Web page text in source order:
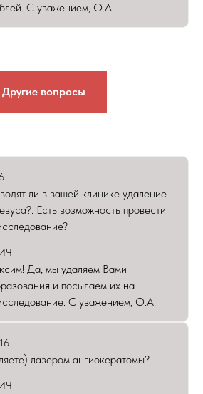
С уважением, О.А.
Другие вопросы
ли в вашей клинике удаление
Есть возможность провести
Да, мы удаляем Вами
и посылаем их на
С уважением, О.А.
лазером ангиокератомы?